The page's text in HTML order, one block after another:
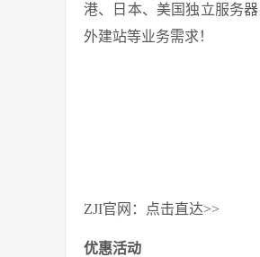
港、日本、美国独立服务
外建站等业务需求！
ZJI官网：点击直达>>
优惠活动